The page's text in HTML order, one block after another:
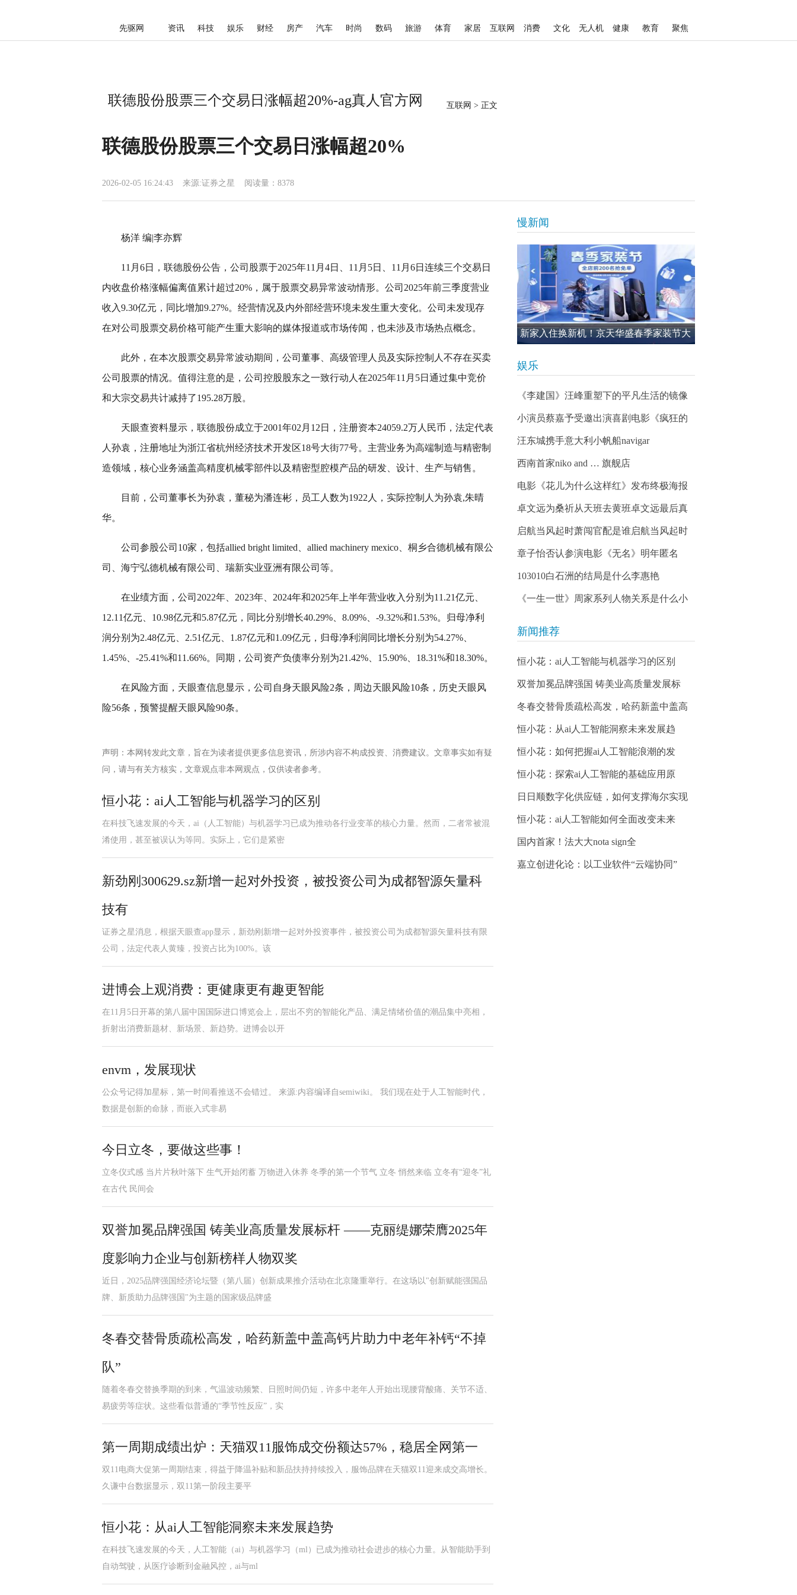
先驱网 资讯 科技 娱乐 财经 房产 汽车 时尚 数码 旅游 体育 家居 互联网 消费 文化 无人机 健康 教育 聚焦
联德股份股票三个交易日涨幅超20%-ag真人官方网 互联网 > 正文
联德股份股票三个交易日涨幅超20%
2026-02-05 16:24:43 来源:证券之星 阅读量：8378
杨洋 编|李亦辉
11月6日，联德股份公告，公司股票于2025年11月4日、11月5日、11月6日连续三个交易日
内收盘价格涨幅偏离值累计超过20%，属于股票交易异常波动情形。公司2025年前三季度营业
收入9.30亿元，同比增加9.27%。经营情况及内外部经营环境未发生重大变化。公司未发现存
在对公司股票交易价格可能产生重大影响的媒体报道或市场传闻，也未涉及市场热点概念。
此外，在本次股票交易异常波动期间，公司董事、高级管理人员及实际控制人不存在买卖
公司股票的情况。值得注意的是，公司控股股东之一致行动人在2025年11月5日通过集中竞价
和大宗交易共计减持了195.28万股。
天眼查资料显示，联德股份成立于2001年02月12日，注册资本24059.2万人民币，法定代表
人孙袁，注册地址为浙江省杭州经济技术开发区18号大街77号。主营业务为高端制造与精密制
造领域，核心业务涵盖高精度机械零部件以及精密型腔模产品的研发、设计、生产与销售。
目前，公司董事长为孙袁，董秘为潘连彬，员工人数为1922人，实际控制人为孙袁,朱晴
华。
公司参股公司10家，包括allied bright limited、allied machinery mexico、桐乡合德机械有限公
司、海宁弘德机械有限公司、瑞新实业亚洲有限公司等。
在业绩方面，公司2022年、2023年、2024年和2025年上半年营业收入分别为11.21亿元、
12.11亿元、10.98亿元和5.87亿元，同比分别增长40.29%、8.09%、-9.32%和1.53%。归母净利
润分别为2.48亿元、2.51亿元、1.87亿元和1.09亿元，归母净利润同比增长分别为54.27%、
1.45%、-25.41%和11.66%。同期，公司资产负债率分别为21.42%、15.90%、18.31%和18.30%。
在风险方面，天眼查信息显示，公司自身天眼风险2条，周边天眼风险10条，历史天眼风
险56条，预警提醒天眼风险90条。
声明：本网转发此文章，旨在为读者提供更多信息资讯，所涉内容不构成投资、消费建议。文章事实如有疑
问，请与有关方核实，文章观点非本网观点，仅供读者参考。
恒小花：ai人工智能与机器学习的区别
在科技飞速发展的今天，ai（人工智能）与机器学习已成为推动各行业变革的核心力量。然而，二者常被混
淆使用，甚至被误认为等同。实际上，它们是紧密
新劲刚300629.sz新增一起对外投资，被投资公司为成都智源矢量科
技有
证券之星消息，根据天眼查app显示，新劲刚新增一起对外投资事件，被投资公司为成都智源矢量科技有限
公司，法定代表人黄臻，投资占比为100%。该
进博会上观消费：更健康更有趣更智能
在11月5日开幕的第八届中国国际进口博览会上，层出不穷的智能化产品、满足情绪价值的潮品集中亮相，
折射出消费新题材、新场景、新趋势。进博会以开
envm，发展现状
公众号记得加星标，第一时间看推送不会错过。 来源:内容编译自semiwiki。 我们现在处于人工智能时代，
数据是创新的命脉，而嵌入式非易
今日立冬，要做这些事！
立冬仪式感 当片片秋叶落下 生气开始闭蓄 万物进入休养 冬季的第一个节气 立冬 悄然来临 立冬有“迎冬”礼
在古代 民间会
双誉加冕品牌强国 铸美业高质量发展标杆 ——克丽缇娜荣膺2025年
度影响力企业与创新榜样人物双奖
近日，2025品牌强国经济论坛暨（第八届）创新成果推介活动在北京隆重举行。在这场以"创新赋能强国品
牌、新质助力品牌强国"为主题的国家级品牌盛
冬春交替骨质疏松高发，哈药新盖中盖高钙片助力中老年补钙“不掉
队”
随着冬春交替换季期的到来，气温波动频繁、日照时间仍短，许多中老年人开始出现腰背酸痛、关节不适、
易疲劳等症状。这些看似普通的“季节性反应”，实
第一周期成绩出炉：天猫双11服饰成交份额达57%，稳居全网第一
双11电商大促第一周期结束，得益于降温补贴和新品扶持持续投入，服饰品牌在天猫双11迎来成交高增长。
久谦中台数据显示，双11第一阶段主要平
恒小花：从ai人工智能洞察未来发展趋势
在科技飞速发展的今天，人工智能（ai）与机器学习（ml）已成为推动社会进步的核心力量。从智能助手到
自动驾驶，从医疗诊断到金融风控，ai与ml
慢新闻
新家入住换新机！京天华盛春季家装节大
娱乐
《李建国》汪峰重塑下的平凡生活的镜像
小演员蔡嘉予受邀出演喜剧电影《疯狂的
汪东城携手意大利小帆船navigar
西南首家niko and … 旗舰店
电影《花儿为什么这样红》发布终极海报
卓文远为桑祈从天班去黄班卓文远最后真
启航当风起时萧闯官配是谁启航当风起时
章子怡否认参演电影《无名》明年匿名
103010白石洲的结局是什么李惠艳
《一生一世》周家系列人物关系是什么小
新闻推荐
恒小花：ai人工智能与机器学习的区别
双誉加冕品牌强国 铸美业高质量发展标
冬春交替骨质疏松高发，哈药新盖中盖高
恒小花：从ai人工智能洞察未来发展趋
恒小花：如何把握ai人工智能浪潮的发
恒小花：探索ai人工智能的基础应用原
日日顺数字化供应链，如何支撑海尔实现
恒小花：ai人工智能如何全面改变未来
国内首家！法大大nota sign全
嘉立创进化论：以工业软件“云端协同”